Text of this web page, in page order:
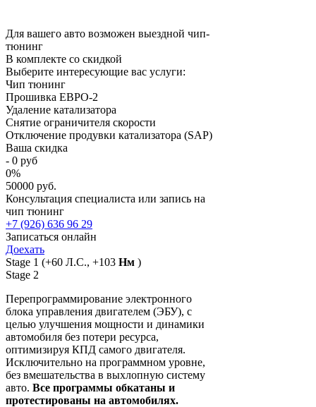
Для вашего авто возможен выездной чип-
тюнинг
В комплекте со скидкой
Выберите интересующие вас услуги:
Чип тюнинг
Прошивка ЕВРО-2
Удаление катализатора
Снятие ограничителя скорости
Отключение продувки катализатора (SAP)
Ваша скидка
- 0 руб
0%
50000 руб.
Консультация специалиста или запись на
чип тюнинг
+7 (926) 636 96 29
Записаться онлайн
Доехать
Stage 1 (+60 Л.С., +103 Нм )
Stage 2
Перепрограммирование электронного
блока управления двигателем (ЭБУ), с
целью улучшения мощности и динамики
автомобиля без потери ресурса,
оптимизируя КПД самого двигателя.
Исключительно на программном уровне,
без вмешательства в выхлопную систему
авто. Все программы обкатаны и
протестированы на автомобилях.